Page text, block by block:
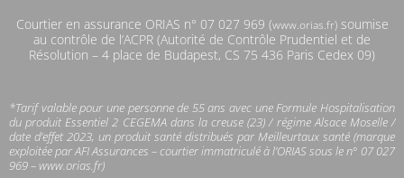
Courtier en assurance ORIAS n° 07 027 969 (www.orias.fr)soumise
au contrôle de l’ACPR (Autorité de Contrôle Prudentiel et de
Résolution – 4 place de Budapest, CS 75 436 Paris Cedex 09)
*Tarif valable pour une personne de 55 ans avec une Formule Hospitalisation
du produit Essentiel 2 CEGEMA dans la creuse (23) / régime Alsace Moselle /
date d’effet 2023, un produit santé distribués par Meilleurtaux santé (marque
exploitée par AFI Assurances – courtier immatriculé à l’ORIAS sous le n° 07 027
969 – www.orias.fr)